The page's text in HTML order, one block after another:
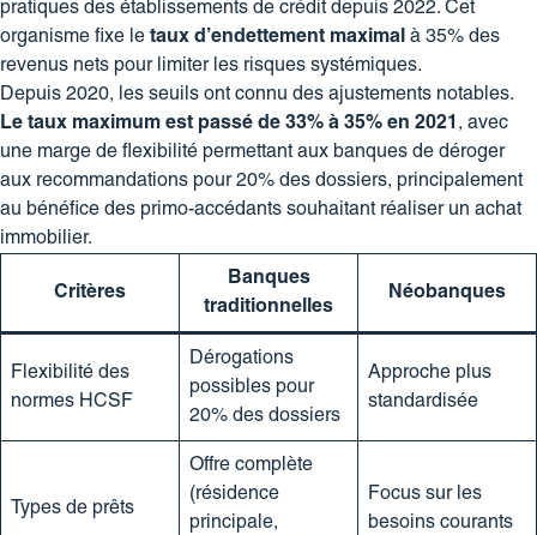
pratiques des établissements de crédit depuis 2022. Cet
organisme fixe le taux d’endettement maximal à 35% des
revenus nets pour limiter les risques systémiques.
Depuis 2020, les seuils ont connu des ajustements notables.
Le taux maximum est passé de 33% à 35% en 2021 , avec
une marge de flexibilité permettant aux banques de déroger
aux recommandations pour 20% des dossiers, principalement
au bénéfice des primo-accédants souhaitant réaliser un achat
immobilier.
Critères
Banques
traditionnelles
Néobanques
Flexibilité des
normes HCSF
Dérogations
possibles pour
20% des dossiers
Approche plus
standardisée
Types de prêts
Offre complète
(résidence
principale,
Focus sur les
besoins courants